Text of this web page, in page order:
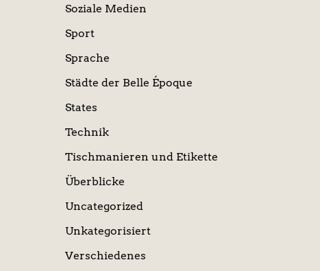
Soziale Medien
Sport
Sprache
Städte der Belle Époque
States
Technik
Tischmanieren und Etikette
Überblicke
Uncategorized
Unkategorisiert
Verschiedenes